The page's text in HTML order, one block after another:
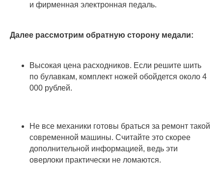
и фирменная электронная педаль.
Далее рассмотрим обратную сторону медали:
Высокая цена расходников. Если решите шить
по булавкам, комплект ножей обойдется около 4
000 рублей.
Не все механики готовы браться за ремонт такой
современной машины. Считайте это скорее
дополнительной информацией, ведь эти
оверлоки практически не ломаются.